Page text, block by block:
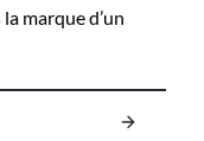
marque d’un